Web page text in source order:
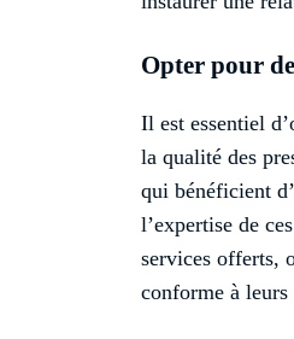
Opter pour
Il est essentiel
la qualité des
qui bénéficient
l’expertise de
services offerts,
conforme à leurs